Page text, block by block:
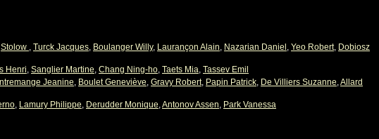
Stolow , Turck Jacques, Boulanger Willy, Laurançon Alain, Nazarian Daniel , Yeo Robert, Dobiosz
Henri, Sanglier Martine, Chang Ning-ho, Taets Mia, Tassev Emil
Jeanine, Boulet Geneviève, Gravy Robert, Papin Patrick, De Villiers Suzanne,Allard
, Lamury Philippe, Derudder Monique,Antonov Assen, Park Vanessa